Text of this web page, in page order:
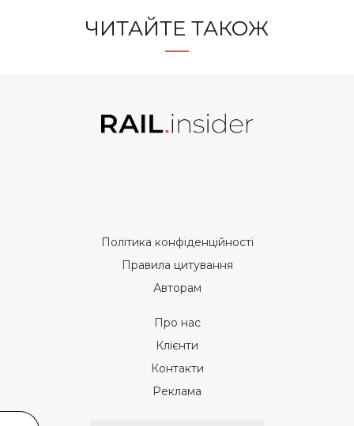
ЧИТАЙТЕ ТАКОЖ
Політика конфіденційності
Правила цитування
Авторам
Про нас
Клієнти
Контакти
Реклама